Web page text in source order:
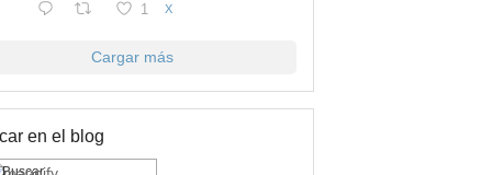
1 X
Cargar más
en el blog